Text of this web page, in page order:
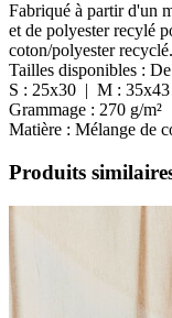
Fabriqué à partir d'un
et de polyester recylé
coton/polyester recyclé.
Tailles disponibles :
S : 25x30 | M :
Grammage : 270 g/m²
Matière : Mélange de
Produits